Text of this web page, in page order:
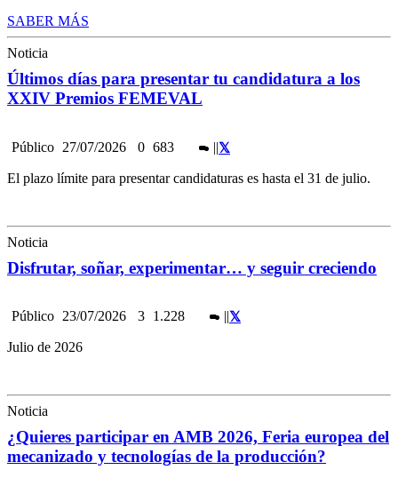
SABER MÁS
Noticia
Últimos días para presentar tu candidatura a los
XXIV Premios FEMEVAL
Público 27/07/2026 0 683 ||
El plazo límite para presentar candidaturas es hasta el 31 de julio.
Noticia
Disfrutar, soñar, experimentar… y seguir creciendo
Público 23/07/2026 3 1.228 ||
Julio de 2026
Noticia
¿Quieres participar en AMB 2026, Feria europea del
mecanizado y tecnologías de la producción?